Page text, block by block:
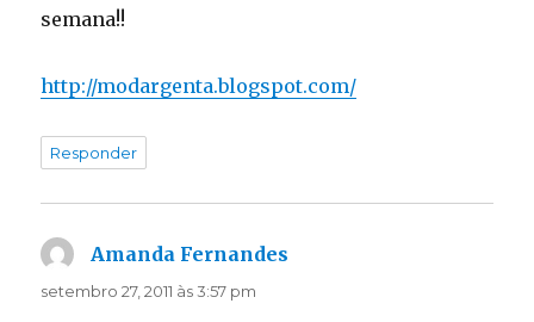
semana!!
http://modargenta.blogspot.com/
Responder
Amanda Fernandes
setembro 27, 2011 às 3:57 pm